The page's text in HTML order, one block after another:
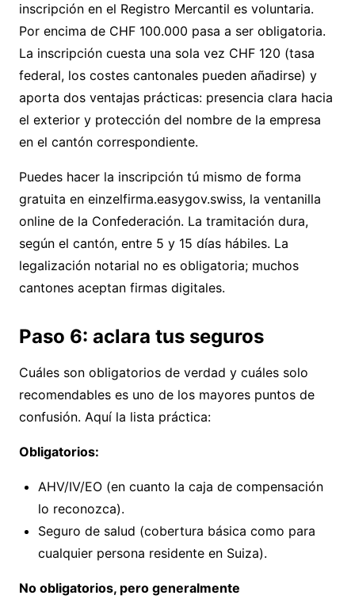
inscripción en el Registro Mercantil es voluntaria.
Por encima de CHF 100.000 pasa a ser obligatoria.
La inscripción cuesta una sola vez CHF 120 (tasa
federal, los costes cantonales pueden añadirse) y
aporta dos ventajas prácticas: presencia clara hacia
el exterior y protección del nombre de la empresa
en el cantón correspondiente.
Puedes hacer la inscripción tú mismo de forma
gratuita en einzelfirma.easygov.swiss, la ventanilla
online de la Confederación. La tramitación dura,
según el cantón, entre 5 y 15 días hábiles. La
legalización notarial no es obligatoria; muchos
cantones aceptan firmas digitales.
Paso 6: aclara tus seguros
Cuáles son obligatorios de verdad y cuáles solo
recomendables es uno de los mayores puntos de
confusión. Aquí la lista práctica:
Obligatorios:
AHV/IV/EO (en cuanto la caja de compensación
lo reconozca).
Seguro de salud (cobertura básica como para
cualquier persona residente en Suiza).
No obligatorios, pero generalmente